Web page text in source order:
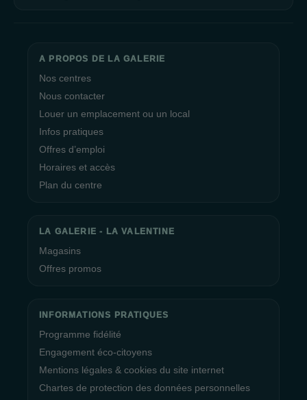
A PROPOS DE LA GALERIE
Nos centres
Nous contacter
Louer un emplacement ou un local
Infos pratiques
Offres d’emploi
Horaires et accès
Plan du centre
LA GALERIE - LA VALENTINE
Magasins
Offres promos
INFORMATIONS PRATIQUES
Programme fidélité
Engagement éco-citoyens
Mentions légales & cookies du site internet
Chartes de protection des données personnelles